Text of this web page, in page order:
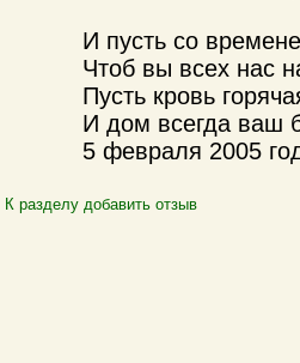
И пусть со
Чтоб вы всех нас
Пусть кровь
И дом всегда ваш
5 февраля 2005
К разделу добавить отзыв